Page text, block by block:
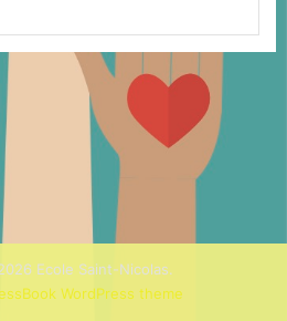
Ecole Saint-Nicolas.
WordPress theme